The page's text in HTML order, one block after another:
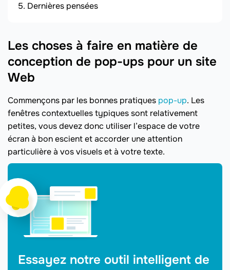
Dernières pensées
Les choses à faire en matière de
conception de pop-ups pour un site
Web
Commençons par les bonnes pratiques pop-up. Les
fenêtres contextuelles typiques sont relativement
petites, vous devez donc utiliser l’espace de votre
écran à bon escient et accorder une attention
particulière à vos visuels et à votre texte.
Essayez notre outil intelligent de